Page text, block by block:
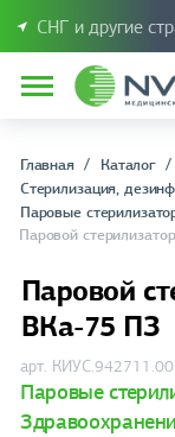
СНГ и другие
Главная Каталог
Стерилизация,
Паровые
Паровой
Паровой
ВКа-75 ПЗ
арт.
Паровые